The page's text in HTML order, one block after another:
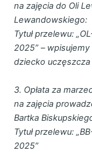
na zajęcia do Oli
Lewandowskiego:
Tytuł przelewu:
2025” –
dziecko uczęszcza
3. Opłata za
na zajęcia
Bartka
Tytuł przelewu:
2025”